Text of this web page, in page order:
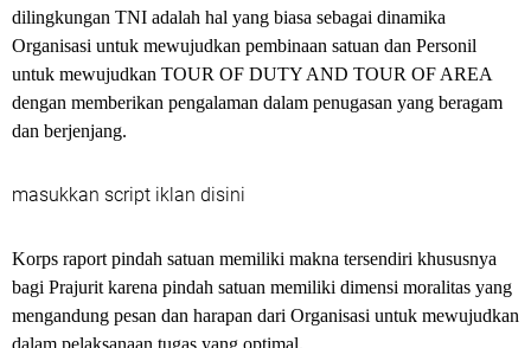
dilingkungan TNI adalah hal yang biasa sebagai dinamika
Organisasi untuk mewujudkan pembinaan satuan dan Personil
untuk mewujudkan TOUR OF DUTY AND TOUR OF AREA
dengan memberikan pengalaman dalam penugasan yang beragam
dan berjenjang.
masukkan script iklan disini
Korps raport pindah satuan memiliki makna tersendiri khususnya
bagi Prajurit karena pindah satuan memiliki dimensi moralitas yang
mengandung pesan dan harapan dari Organisasi untuk mewujudkan
dalam pelaksanaan tugas yang optimal.